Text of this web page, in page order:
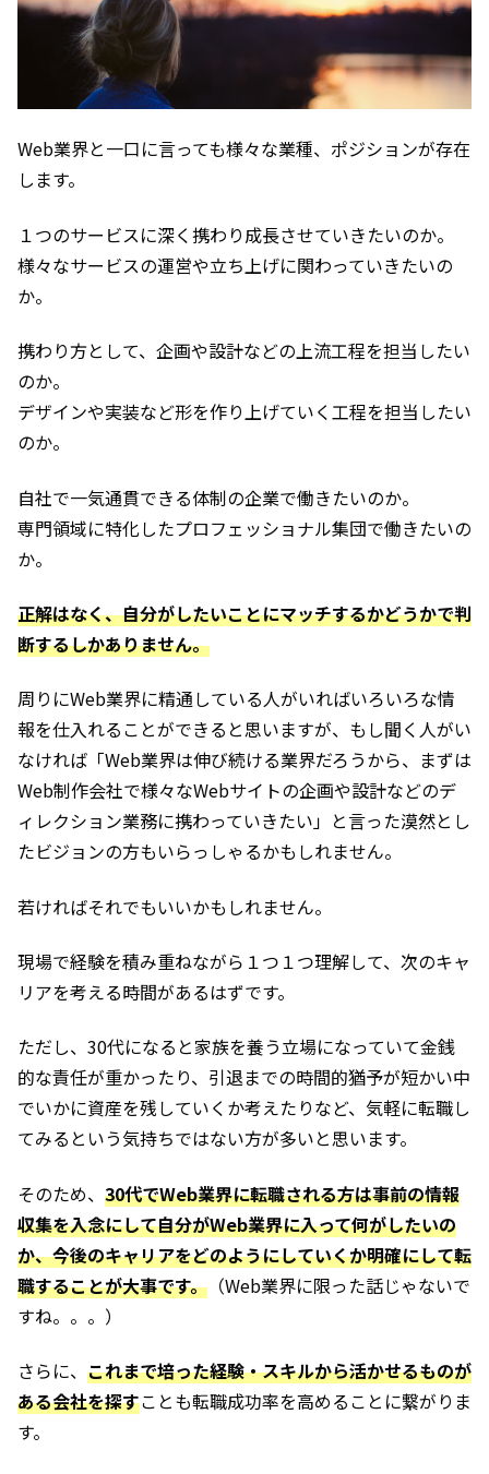
Web業界と一口に言っても様々な業種、ポジションが存在
します。
１つのサービスに深く携わり成長させていきたいのか。
様々なサービスの運営や立ち上げに関わっていきたいの
か。
携わり方として、企画や設計などの上流工程を担当したい
のか。
デザインや実装など形を作り上げていく工程を担当したい
のか。
自社で一気通貫できる体制の企業で働きたいのか。
専門領域に特化したプロフェッショナル集団で働きたいの
か。
正解はなく、自分がしたいことにマッチするかどうかで判
断するしかありません。
周りにWeb業界に精通している人がいればいろいろな情
報を仕入れることができると思いますが、もし聞く人がい
なければ「Web業界は伸び続ける業界だろうから、まずは
Web制作会社で様々なWebサイトの企画や設計などのデ
ィレクション業務に携わっていきたい」と言った漠然とし
たビジョンの方もいらっしゃるかもしれません。
若ければそれでもいいかもしれません。
現場で経験を積み重ねながら１つ１つ理解して、次のキャ
リアを考える時間があるはずです。
ただし、30代になると家族を養う立場になっていて金銭
的な責任が重かったり、引退までの時間的猶予が短かい中
でいかに資産を残していくか考えたりなど、気軽に転職し
てみるという気持ちではない方が多いと思います。
そのため、 30代でWeb業界に転職される方は事前の情報
収集を入念にして自分がWeb業界に入って何がしたいの
か、今後のキャリアをどのようにしていくか明確にして転
職することが大事です。 （Web業界に限った話じゃないで
すね。。。）
さらに、 これまで培った経験・スキルから活かせるものが
ある会社を探すことも転職成功率を高めることに繋がりま
す。